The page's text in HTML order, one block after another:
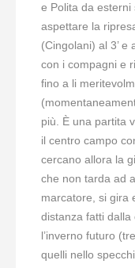
e Polita da
aspettare la
(Cingolani) al 3’ e
con i compagni e
fino a li
più. È una partita
il centro campo
cercano allora la
che non tarda ad
marcatore, si gira
distanza fatti
l’inverno futuro
quelli nello